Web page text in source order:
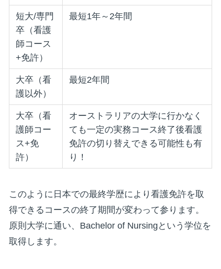
短大/専門
卒（看護
師コース
+免許）
最短1年～2年間
大卒（看
護以外）
最短2年間
大卒（看
護師コー
ス+免
許）
オーストラリアの大学に行かなく
ても一定の実務コース終了後看護
免許の切り替えできる可能性も有
り！
このように日本での最終学歴により看護免許を取
得できるコースの終了期間が変わって参ります。
原則大学に通い、Bachelor of Nursingという学位を
取得します。